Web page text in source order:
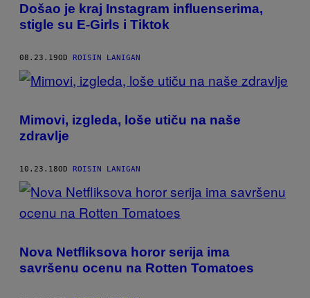
Došao je kraj Instagram influenserima,
stigle su E-Girls i Tiktok
08.23.19OD ROISIN LANIGAN
Mimovi, izgleda, loše utiču na naše
zdravlje
10.23.18OD ROISIN LANIGAN
Nova Netfliksova horor serija ima
savršenu ocenu na Rotten Tomatoes